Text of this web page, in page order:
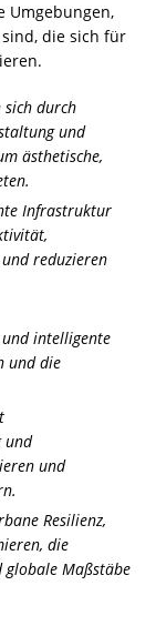
Umgebungen,
die sich für
sich durch
und
ästhetische,
Infrastruktur
reduzieren
und intelligente
und die
und
und
Resilienz,
die
globale Maßstäbe